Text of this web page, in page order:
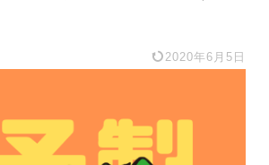
2020年6月5日